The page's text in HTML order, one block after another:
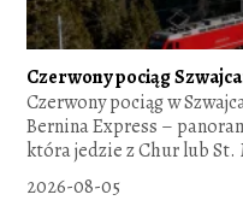
Czerwony pociąg
Czerwony pociąg w
Bernina Express –
która jedzie z Chur lub
2026-08-05